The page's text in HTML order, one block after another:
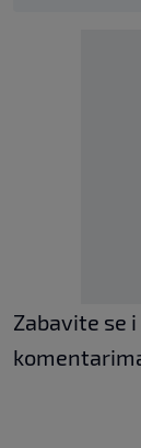
Zabavite se